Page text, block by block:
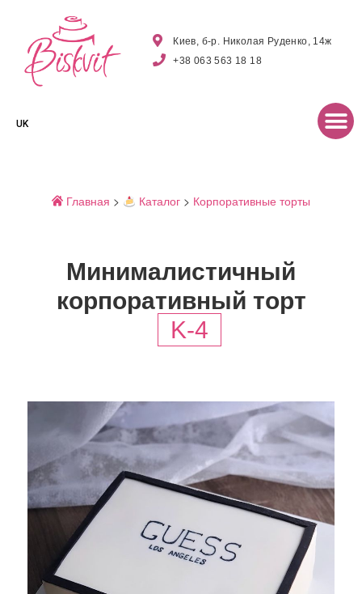
Киев, б-р. Николая Руденко, 14ж
+38 063 563 18 18
UK
Главная > Каталог> Корпоративные торты
Минималистичный
корпоративный торт
K-4